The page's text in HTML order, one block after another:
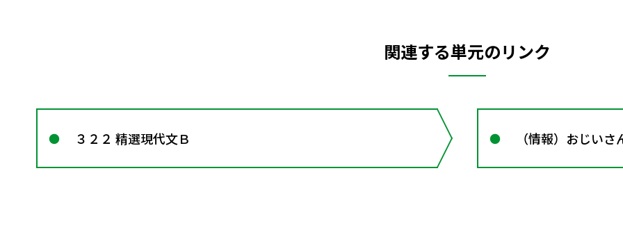
関連する単元のリンク
３２２ 精選現代文Ｂ （情報）おじ